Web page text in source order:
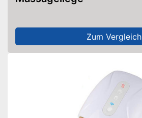
Zum Vergleich